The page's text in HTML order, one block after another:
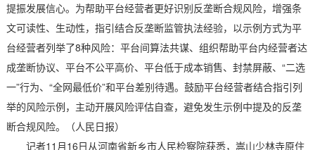
提振发展信心。为帮助平台经营者更好识别反垄断合规风险，增强条
文可读性、生动性，指引结合反垄断监管执法经验，以示例方式为平
台经营者列举了8种风险：平台间算法共谋、组织帮助平台内经营者达
成垄断协议、平台不公平高价、平台低于成本销售、封禁屏蔽、“二选
一”行为、“全网最低价”和平台差别待遇。鼓励平台经营者结合指引列
举的风险示例，主动开展风险评估自查，避免发生示例中提及的反垄
断合规风险。（人民日报）
记者11月16日从河南省新乡市人民检察院获悉，嵩山少林寺原住